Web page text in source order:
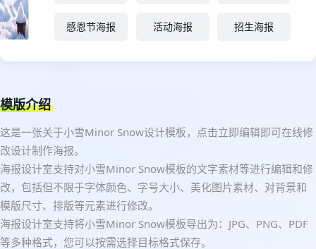
感恩节海报 活动海报 招生海报
模版介绍
这是一张关于小雪Minor Snow设计模板，点击立即编辑即可在线修
改设计制作海报。
海报设计室支持对小雪Minor Snow模板的文字素材等进行编辑和修
改，包括但不限于字体颜色、字号大小、美化图片素材、对背景和
模版尺寸、排版等元素进行修改。
海报设计室支持将小雪Minor Snow模板导出为：JPG、PNG、PDF
等多种格式，您可以按需选择目标格式保存。